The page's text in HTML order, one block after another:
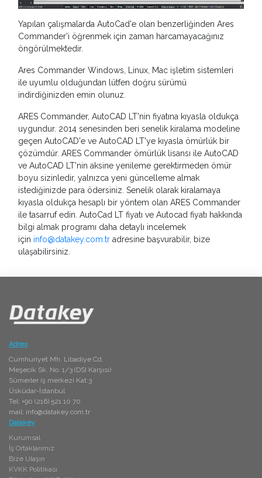
Yapılan çalışmalarda AutoCad'e olan benzerliğinden Ares
Commander'i öğrenmek için zaman harcamayacağınız
öngörülmektedir.
Ares Commander Windows, Linux, Mac işletim sistemleri
ile uyumlu olduğundan lütfen doğru sürümü
indirdiğinizden emin olunuz.
ARES Commander, AutoCAD LT'nin fiyatına kıyasla oldukça
uygundur. 2014 senesinden beri senelik kiralama modeline
geçen AutoCAD'e ve AutoCAD LT'ye kıyasla ömürlük bir
çözümdür. ARES Commander ömürlük lisansı ile AutoCAD
ve AutoCAD LT'nin aksine yenileme gerektirmeden ömür
boyu sizinledir, yalnızca yeni güncelleme almak
istediğinizde para ödersiniz. Senelik olarak kiralamaya
kıyasla oldukça hesaplı bir yöntem olan ARES Commander
ile tasarruf edin. AutoCad LT fiyatı ve Autocad fiyatı hakkında
bilgi almak programı daha detaylı incelemek
için info@datakey.com.tr adresine başvurabilir, bize
ulaşabilirsiniz.
Adres
Cumhuriyet Mh. Libadiye Cd.
Meşecik Sk. No: 1/3 (DSI Karşısı)
Sümerler iş merkezi Kat:3
Üsküdar-İstanbul
Tel: +90 (216) 521 10 70
mail: info@datakey.com.tr
Datakey
Kurumsal
İş Ortaklarımız
Bize Ulaşın
KVKK Politikası